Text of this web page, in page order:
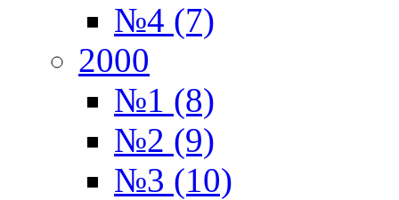
№4 (7)
2000
№1 (8)
№2 (9)
№3 (10)